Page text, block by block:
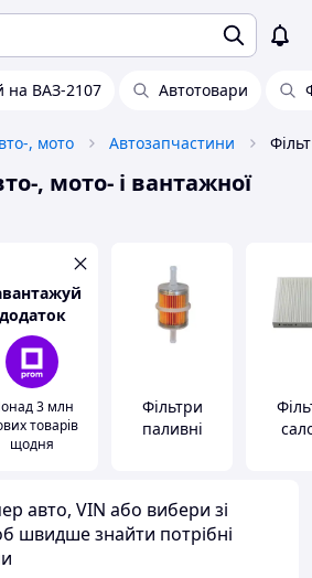
на ВАЗ-2107 Автотовари
, мото Автозапчастини
, мото- і вантажної
додаток
3 млн
товарів
щодня
Фільтри
паливні
авто, VIN або вибери зі
швидше знайти потрібні